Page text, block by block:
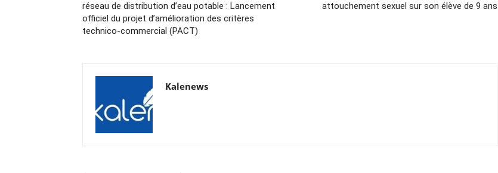
réseau de distribution d’eau potable : Lancement
officiel du projet d’amélioration des critères
technico-commercial (PACT)
attouchement sexuel sur son élève de 9 ans
Kalenews